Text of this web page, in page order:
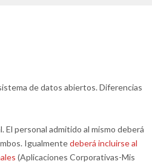
de datos abiertos. Diferencias
personal admitido al mismo deberá
Igualmentedeberá incluirse al
(Aplicaciones Corporativas-Mis